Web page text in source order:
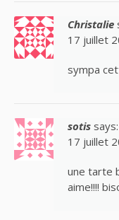
Christalie
17 juillet
sympa
sotis says:
17 juillet
une tarte
aime!!!!